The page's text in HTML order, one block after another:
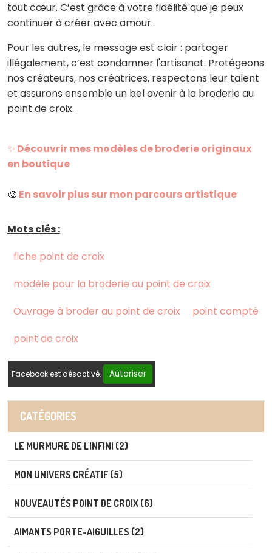
tout cœur. C’est grâce à votre fidélité que je peux
continuer à créer avec amour.
Pour les autres, le message est clair : partager
illégalement, c’est condamner l'artisanat. Protégeons
nos créateurs, nos créatrices, respectons leur talent
et assurons ensemble un bel avenir à la broderie au
point de croix.
✨ Découvrir mes modèles de broderie originaux
en boutique
🎨 En savoir plus sur mon parcours artistique
Mots clés :
fiche point de croix
modèle pour la broderie au point de croix
Ouvrage à broder au point de croix
point compté
point de croix
Facebook est désactivé. Autoriser
CATÉGORIES
LE MURMURE DE L'INFINI (2)
MON UNIVERS CRÉATIF (5)
NOUVEAUTÉS POINT DE CROIX (6)
AIMANTS PORTE-AIGUILLES (2)